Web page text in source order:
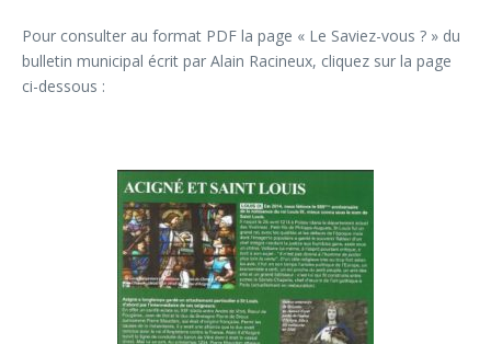
Pour consulter au format PDF la page « Le Saviez-vous ? » du
bulletin municipal écrit par Alain Racineux, cliquez sur la page
ci-dessous :